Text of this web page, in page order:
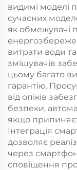
видимі моделі
сучасних
як обмежувачі
витрати води та
змішувачів
цьому багато
гарантію.
від опіків
безпеки,
якщо
Інтеграція
дозволяє
через
сповіщення